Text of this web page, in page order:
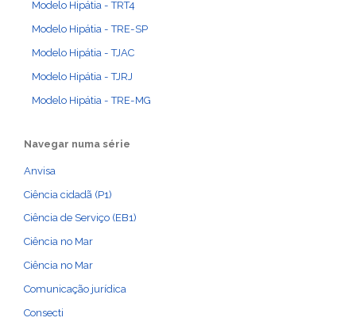
Modelo Hipátia - TRT4
Modelo Hipátia - TRE-SP
Modelo Hipátia - TJAC
Modelo Hipátia - TJRJ
Modelo Hipátia - TRE-MG
Navegar numa série
Anvisa
Ciência cidadã (P1)
Ciência de Serviço (EB1)
Ciência no Mar
Ciência no Mar
Comunicação jurídica
Consecti